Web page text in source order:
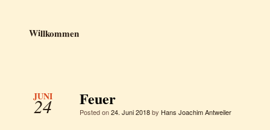
Willkommen
JUNI
24 Feuer
Posted on24. Juni 2018by Hans Joachim Antweiler